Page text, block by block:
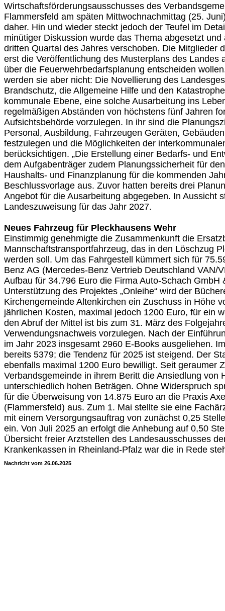
Wirtschaftsförderungsausschusses des
Flammersfeld am späten Mittwochnachmittag (25.
daher. Hin und wieder steckt jedoch der Teufel im
minütiger Diskussion wurde das Thema abgesetzt
dritten Quartal des Jahres verschoben. Die Mitglieder
erst die Veröffentlichung des Musterplans des Landes
über die Feuerwehrbedarfsplanung entscheiden
werden sie aber nicht: Die Novellierung des
Brandschutz, die Allgemeine Hilfe und den
kommunale Ebene, eine solche Ausarbeitung ins
regelmäßigen Abständen von höchstens fünf Jahren
Aufsichtsbehörde vorzulegen. In ihr sind die
Personal, Ausbildung, Fahrzeugen Geräten,
festzulegen und die Möglichkeiten der
berücksichtigen. „Die Erstellung einer Bedarfs- und
dem Aufgabenträger zudem Planungssicherheit für
Haushalts- und Finanzplanung für die kommenden
Beschlussvorlage aus. Zuvor hatten bereits drei
Angebot für die Ausarbeitung abgegeben. In Aussicht
Landeszuweisung für das Jahr 2027.
Neues Fahrzeug für Pleckhausens Wehr
Einstimmig genehmigte die Zusammenkunft die
Mannschaftstransportfahrzeug, das in den Löschzug
werden soll. Um das Fahrgestell kümmert sich für
Benz AG (Mercedes-Benz Vertrieb Deutschland VAN/
Aufbau für 34.796 Euro die Firma Auto-Schach GmbH
Unterstützung des Projektes „Onleihe“ wird der
Kirchengemeinde Altenkirchen ein Zuschuss in Höhe
jährlichen Kosten, maximal jedoch 1200 Euro, für ein
den Abruf der Mittel ist bis zum 31. März des
Verwendungsnachweis vorzulegen. Nach der
im Jahr 2023 insgesamt 2960 E-Books ausgeliehen.
bereits 5379; die Tendenz für 2025 ist steigend. Der
ebenfalls maximal 1200 Euro bewilligt. Seit geraumer
Verbandsgemeinde in ihrem Beritt die Ansiedlung von
unterschiedlich hohen Beträgen. Ohne Widerspruch
für die Überweisung von 14.875 Euro an die Praxis
(Flammersfeld) aus. Zum 1. Mai stellte sie eine
mit einem Versorgungsauftrag von zunächst 0,25
ein. Von Juli 2025 an erfolgt die Anhebung auf 0,50
Übersicht freier Arztstellen des Landesausschusses
Krankenkassen in Rheinland-Pfalz war die in Rede
Nachricht vom 26.06.2025